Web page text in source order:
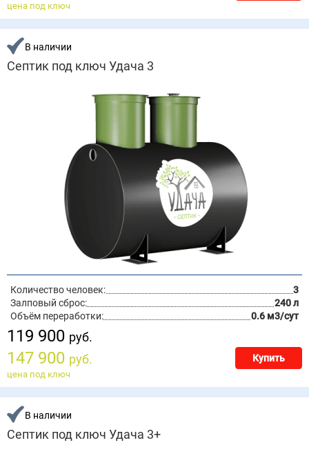
цена под ключ
В наличии
Септик под ключ Удача 3
Количество человек:
3
Залповый сброс:
240 л
Объём переработки:
0.6 м3/сут
119 900 руб.
147 900 руб. Купить
цена под ключ
В наличии
Септик под ключ Удача 3+